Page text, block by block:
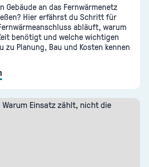
Gebäude an das Fernwärmenetz
Hier erfährst du Schritt für
abläuft, warum
benötigt und welche wichtigen
zu Planung, Bau und Kosten kennen